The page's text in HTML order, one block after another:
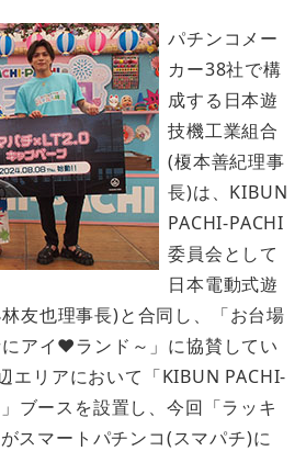
パチンコメー
カー38社で構
成する日本遊
技機工業組合
(榎本善紀理事
長)は、KIBUN
PACHI-PACHI
委員会として
日本電動式遊
友也理事長)と合同し、「お台場
アイ♥ランド～」に協賛してい
エリアにおいて「KIBUN PACHI-
ブースを設置し、今回「ラッキ
スマートパチンコ(スマパチ)に